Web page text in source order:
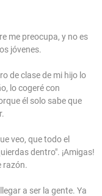
me preocupa, y no es
jóvenes.
de clase de mi hijo lo
lo cogeré con
él solo sabe que
veo, que todo el
dentro". ¡Amigas!
razón.
a ser la gente. Ya